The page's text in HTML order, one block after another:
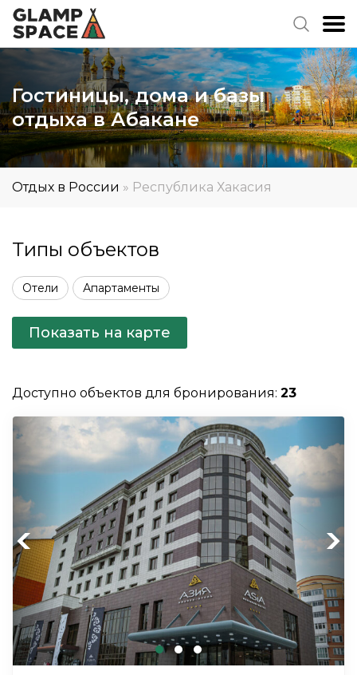
Гостиницы, дома и базы
отдыха в Абакане
Отдых в России » Республика Хакасия
Типы объектов
Отели Апартаменты
Показать на карте
Доступно объектов для бронирования: 23
Previous Next